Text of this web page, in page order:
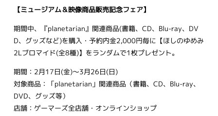
【ミュージアム＆映像商品販売記念フェア】
期間中、『planetarian』関連商品(書籍、CD、Blu-ray、DV
D、グッズなど)を購入・予約内金2,000円毎に【ほしのゆめみ
2Lブロマイド(全8種)】をランダムで1枚プレゼント。
期間：2月17日(金)〜3月26日(日)
対象商品：「planetarian」関連商品（書籍、CD、Blu-ray、
DVD、グッズ等）
店舗：ゲーマーズ全店舗・オンラインショップ